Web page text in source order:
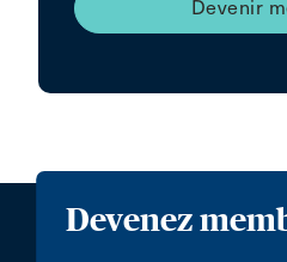
Devenir
Devenez